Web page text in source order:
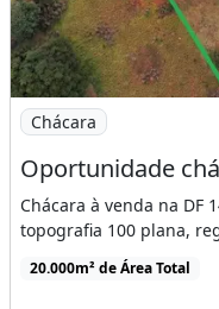
Imagem:
Chácara
Chácara à venda na DF
topografia 100 plana,
20.000m² de Área Total